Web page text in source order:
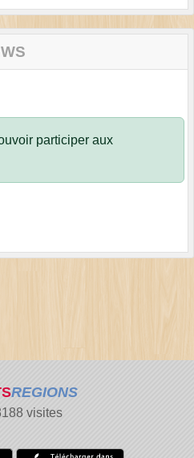
participer aux
REGIONS
visites